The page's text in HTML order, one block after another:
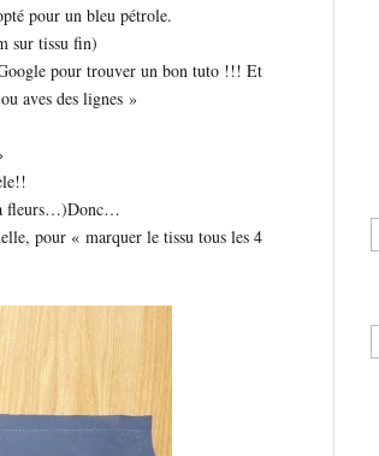
pour un bleu pétrole.
sur tissu fin)
pour trouver un bon tuto !!! Et
aves des lignes »
à fleurs…)Donc…
pour « marquer le tissu tous les 4